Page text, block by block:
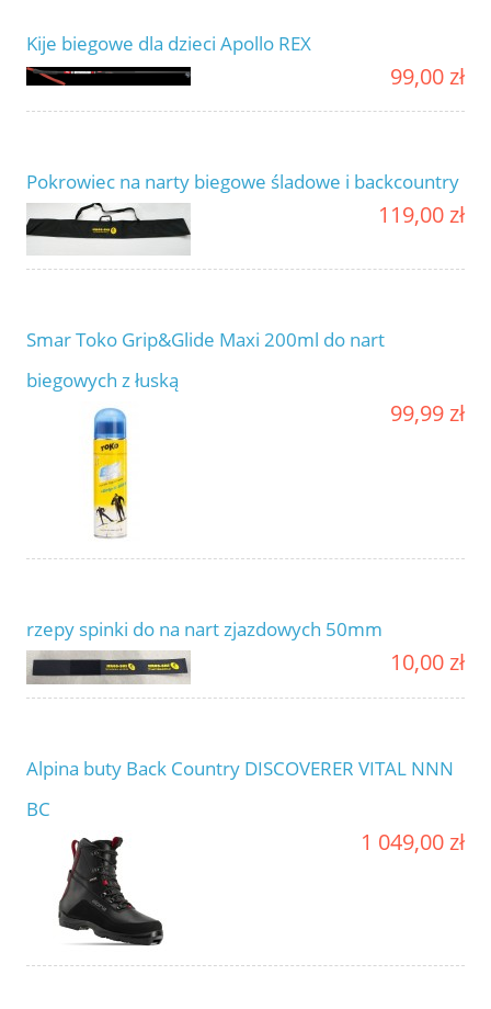
Kije biegowe dla dzieci Apollo REX
99,00 zł
Pokrowiec na narty biegowe śladowe i backcountry
119,00 zł
Smar Toko Grip&Glide Maxi 200ml do nart
biegowych z łuską
99,99 zł
rzepy spinki do na nart zjazdowych 50mm
10,00 zł
Alpina buty Back Country DISCOVERER VITAL NNN
BC
1 049,00 zł